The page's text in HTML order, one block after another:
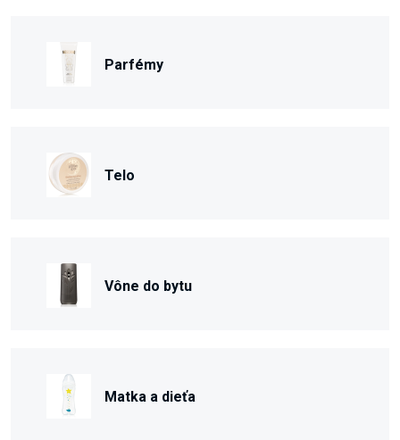
Parfémy
Telo
Vône do bytu
Matka a dieťa